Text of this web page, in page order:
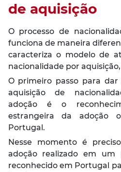
de aquisição
O processo de
funciona de maneira
caracteriza o modelo de
nacionalidade por
O primeiro passo para
aquisição de
adoção é o
estrangeira da adoção
Portugal.
Nesse momento é
adoção realizado em um
reconhecido em Portugal